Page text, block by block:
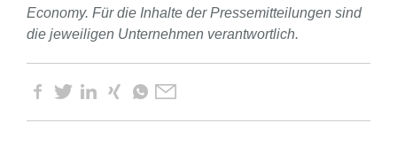
Economy. Für die Inhalte der Pressemitteilungen sind
die jeweiligen Unternehmen verantwortlich.